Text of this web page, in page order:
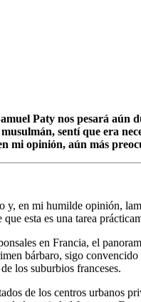
Paty nos pesará
sentí que era
mi opinión, aún más
en mi humilde opinión,
que esta es una tarea
en Francia, el
bárbaro, sigo
los suburbios franceses.
de los centros urbanos